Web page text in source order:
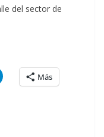
del sector de
Más